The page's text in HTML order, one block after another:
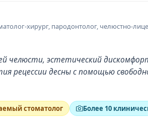
хирург, пародонтолог, челюстно-
челюсти, эстетический
рецессии десны с помощью
стоматолог Более 10